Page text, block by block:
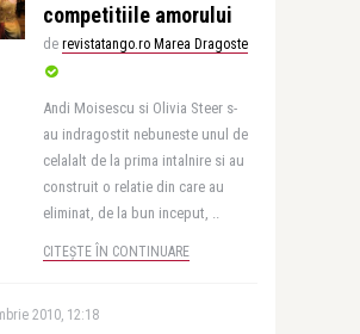
competitiile amorului
de revistatango.ro Marea Dragoste
Andi Moisescu si Olivia Steer s-
au indragostit nebuneste unul de
celalalt de la prima intalnire si au
construit o relatie din care au
eliminat, de la bun inceput, ..
CITEȘTE ÎN CONTINUARE
2010, 12:18